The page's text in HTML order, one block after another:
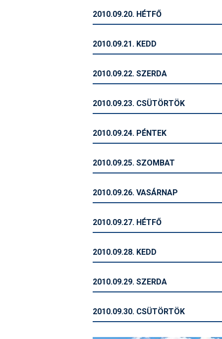
2010.09.20. HÉTFŐ
2010.09.21. KEDD
2010.09.22. SZERDA
2010.09.23. CSÜTÖRTÖK
2010.09.24. PÉNTEK
2010.09.25. SZOMBAT
2010.09.26. VASÁRNAP
2010.09.27. HÉTFŐ
2010.09.28. KEDD
2010.09.29. SZERDA
2010.09.30. CSÜTÖRTÖK